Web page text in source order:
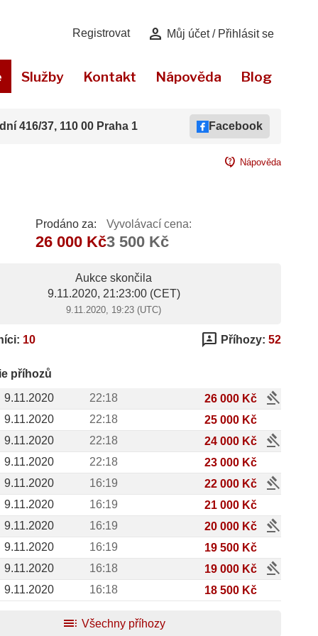
Registrovat person Můj účet / Přihlásit se
Služby Kontakt Nápověda Blog
416/37, 110 00 Praha 1 Facebook
contact_support Nápověda
Prodáno za:
26 000 Kč
Vyvolávací cena:
3 500 Kč
Aukce skončila
9.11.2020, 21:23:00(CET)
9.11.2020, 19:23 (UTC)
10 3p Příhozy: 52
příhozů
9.11.2020
22:18 26 000 Kč gavel
9.11.2020 22:18
25 000 Kč
9.11.2020
22:18 24 000 Kč gavel
9.11.2020 22:18
23 000 Kč
9.11.2020
16:19 22 000 Kč gavel
9.11.2020 16:19
21 000 Kč
9.11.2020
16:19 20 000 Kč gavel
9.11.2020 16:19
19 500 Kč
9.11.2020
16:18 19 000 Kč gavel
9.11.2020 16:18 18 500 Kč
toc Všechny příhozy